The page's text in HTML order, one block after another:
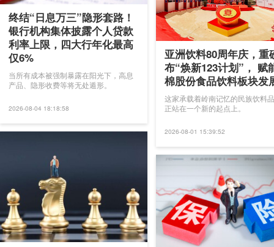
终结“日息万三”隐形套路！
银行机构集体披露个人贷款
利率上限，四大行年化最高
仅6%
当所有成本被强制暴露在阳光下，高息
产品、隐形收费等将无处遁形。
2026-08-04 18:18:58
亚洲饮料80周年庆，重
布“焕新123计划”， 赋
棉股份食品饮料板块发
这家承载着岭南记忆的民族饮料
正站在一个新的起点上。
2026-08-01 15:39:52